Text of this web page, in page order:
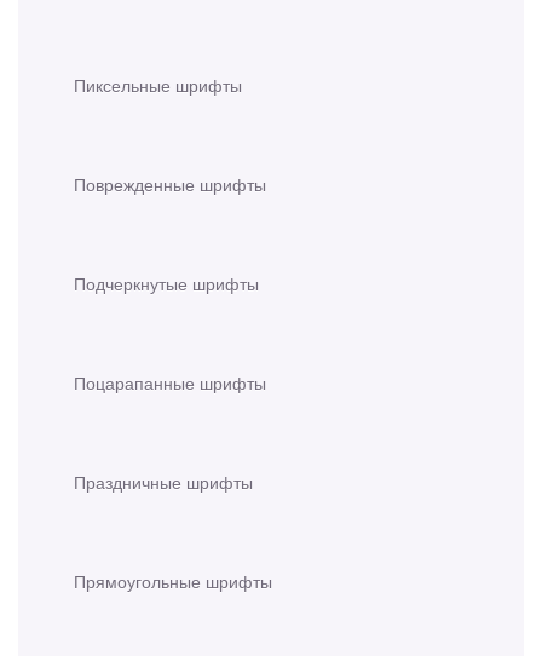
Пиксельные шрифты
Поврежденные шрифты
Подчеркнутые шрифты
Поцарапанные шрифты
Праздничные шрифты
Прямоугольные шрифты